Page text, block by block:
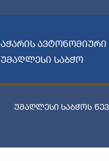
აჭარის
უმაღლესი საბჭო
უმაღლესი საბჭოს